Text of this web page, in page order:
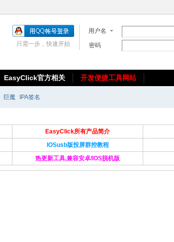
用户名
密码
只需一步，快速开始
EasyClick官方相关
开发便捷工具网站
巨魔 IPA签名
EasyClick所有产品简介
IOSusb版投屏群控教程
热更新工具,兼容安卓/IOS脱机版